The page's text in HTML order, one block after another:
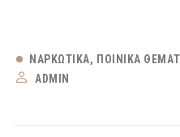
ΝΑΡΚΩΤΙΚΆ
ΠΟΙΝΙΚΆ
ADMIN